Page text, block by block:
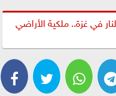
في غزة.. ملكية الأراضي